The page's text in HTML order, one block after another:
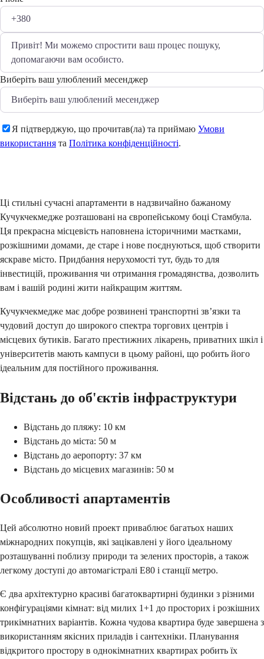
Виберіть ваш улюблений месенджер
Я підтверджую, що прочитав(ла) та приймаю Умови
використання та Політика конфіденційності.
Ці стильні сучасні апартаменти в надзвичайно бажаному
Кучукчекмедже розташовані на європейському боці Стамбула.
Ця прекрасна місцевість наповнена історичними маєтками,
розкішними домами, де старе і нове поєднуються, щоб створити
яскраве місто. Придбання нерухомості тут, будь то для
інвестицій, проживання чи отримання громадянства, дозволить
вам і вашій родині жити найкращим життям.
Кучукчекмедже має добре розвинені транспортні зв’язки та
чудовий доступ до широкого спектра торгових центрів і
місцевих бутиків. Багато престижних лікарень, приватних шкіл і
університетів мають кампуси в цьому районі, що робить його
ідеальним для постійного проживання.
Відстань до об'єктів інфраструктури
Відстань до пляжу: 10 км
Відстань до міста: 50 м
Відстань до аеропорту: 37 км
Відстань до місцевих магазинів: 50 м
Особливості апартаментів
Цей абсолютно новий проект приваблює багатьох наших
міжнародних покупців, які зацікавлені у його ідеальному
розташуванні поблизу природи та зелених просторів, а також
легкому доступі до автомагістралі E80 і станції метро.
Є два архітектурно красиві багатоквартирні будинки з різними
конфігураціями кімнат: від милих 1+1 до просторих і розкішних
трикімнатних варіантів. Кожна чудова квартира буде завершена з
використанням якісних приладів і сантехніки. Планування
відкритого простору в однокімнатних квартирах робить їх